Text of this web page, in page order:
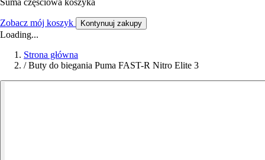
Zobacz mój koszyk Kontynuuj zakupy
Loading...
Strona główna
/ Buty do biegania Puma FAST-R Nitro Elite 3